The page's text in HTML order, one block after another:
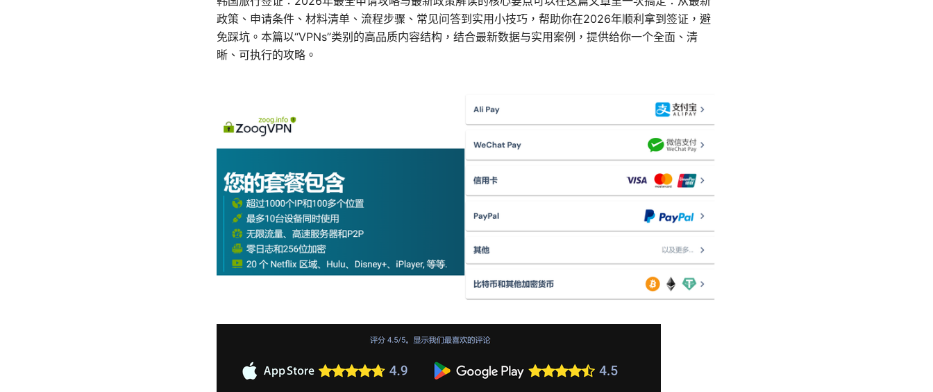
政策、申请条件、材料清单、流程步骤、常见问答到实用小技巧，帮助你在2026年顺利拿到签证，避
免踩坑。本篇以“VPNs”类别的高品质内容结构，结合最新数据与实用案例，提供给你一个全面、清
晰、可执行的攻略。